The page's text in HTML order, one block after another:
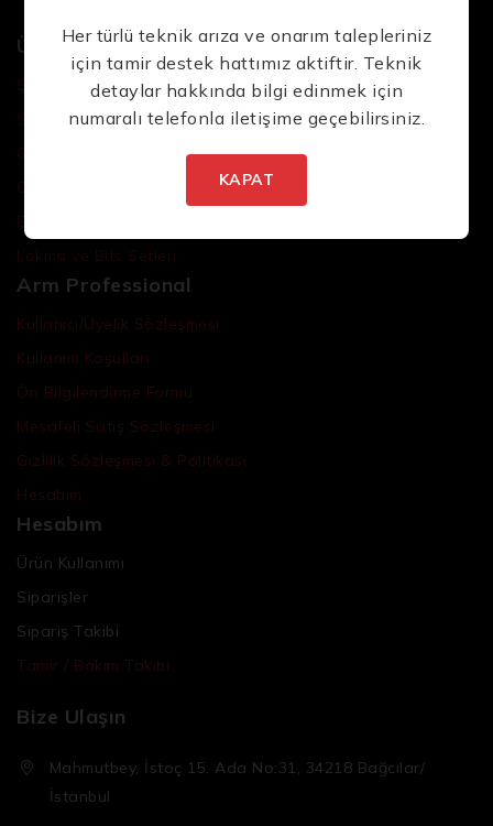
Ürünler
Şarjlı El Aletleri
Şarjlı Led Lambalar
Özel Tasarım El Aletleri
Cırcır Kolları
Batarya ve Adaptörler
Lokma ve Bits Setleri
Arm Professional
Kullanıcı/Üyelik Sözleşmesi
Kullanım Koşulları
Ön Bilgilendirme Formu
Mesafeli Satış Sözleşmesi
Gizlilik Sözleşmesi & Politikası
Hesabım
Hesabım
Ürün Kullanımı
Siparişler
Sipariş Takibi
Tamir / Bakım Takibi
Bize Ulaşın
Mahmutbey, İstoç 15. Ada No:31, 34218 Bağcılar/
İstanbul
Her türlü teknik arıza ve onarım talepleriniz
için tamir destek hattımız aktiftir. Teknik
detaylar hakkında bilgi edinmek için
numaralı telefonla iletişime geçebilirsiniz.
KAPAT